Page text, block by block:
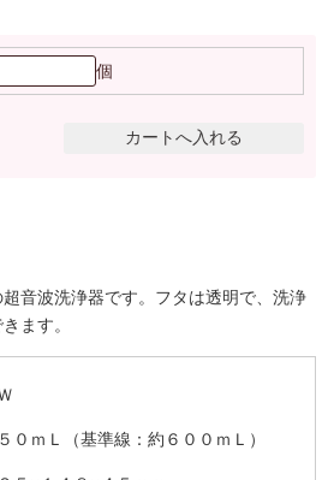
個
音波洗浄器です。フタは透明で、洗浄
ます。
０ｍＬ（基準線：約６００ｍＬ）